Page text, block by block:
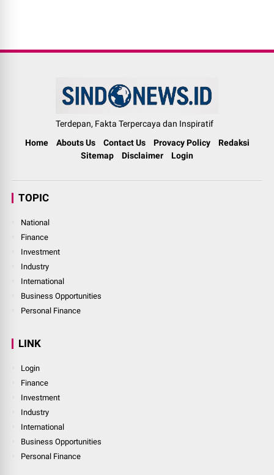
Terdepan, Fakta Terpercaya dan Inspiratif
Home
Abouts Us Contact Us Provacy Policy
Redaksi
Sitemap
Disclaimer Login
TOPIC
National
Finance
Investment
Industry
International
Business Opportunities
Personal Finance
LINK
Login
Finance
Investment
Industry
International
Business Opportunities
Personal Finance